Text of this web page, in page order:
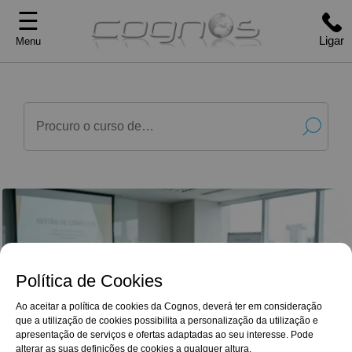
Política de Cookies
Ao aceitar a política de cookies da Cognos, deverá ter em consideração
que a utilização de cookies possibilita a personalização da utilização e
apresentação de serviços e ofertas adaptadas ao seu interesse. Pode
alterar as suas definições de cookies a qualquer altura.
☰
Menu Ligar
Google Reviews
4,9/5
Excelente qualidade formativa. Considero uma